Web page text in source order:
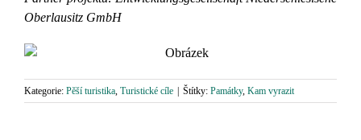
Oberlausitz GmbH
Kategorie: Pěší turistika Turistické cíle | Štítky: Památky, Kam vyrazit